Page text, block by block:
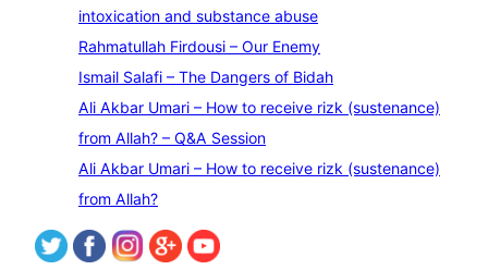
intoxication and substance abuse
Rahmatullah Firdousi – Our Enemy
Ismail Salafi – The Dangers of Bidah
Ali Akbar Umari – How to receive rizk (sustenance)
from Allah? – Q&A Session
Ali Akbar Umari – How to receive rizk (sustenance)
from Allah?